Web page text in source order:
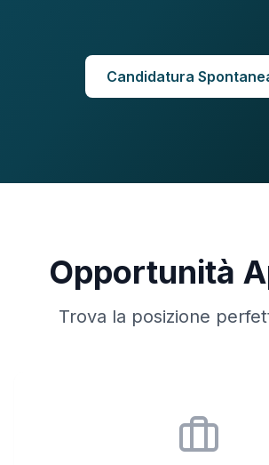
Candidatura
Opportunità
Trova la posizione